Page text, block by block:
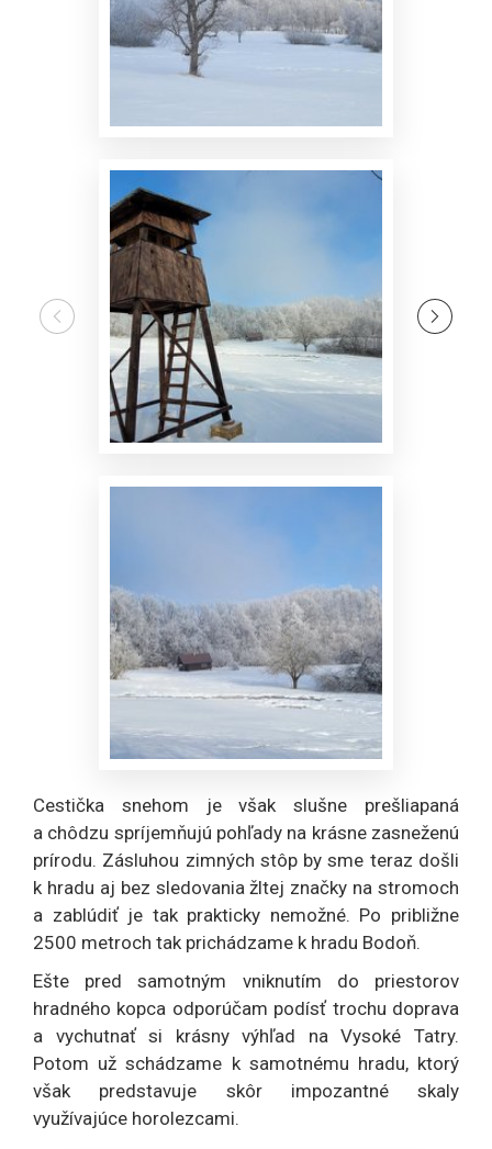
Cestička snehom je však slušne prešliapaná
a chôdzu spríjemňujú pohľady na krásne zasneženú
prírodu. Zásluhou zimných stôp by sme teraz došli
k hradu aj bez sledovania žltej značky na stromoch
a zablúdiť je tak prakticky nemožné. Po približne
2500 metroch tak prichádzame k hradu Bodoň.
Ešte pred samotným vniknutím do priestorov
hradného kopca odporúčam podísť trochu doprava
a vychutnať si krásny výhľad na Vysoké Tatry.
Potom už schádzame k samotnému hradu, ktorý
však predstavuje skôr impozantné skaly
využívajúce horolezcami.